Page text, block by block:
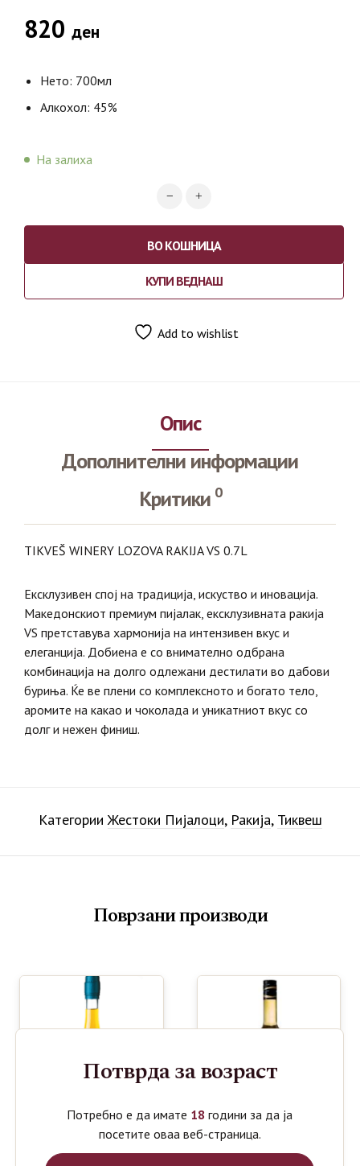
820 ден
Нето: 700мл
Алкохол: 45%
На залиха
ВО КОШНИЦА
КУПИ ВЕДНАШ
Add to wishlist
Опис
Дополнителни информации
Критики 0
TIKVEŠ WINERY LOZOVA RAKIJA VS 0.7L
Ексклузивен спој на традиција, искуство и иновација.
Македонскиот премиум пијалак, ексклузивната ракија
VS претставува хармонија на интензивен вкус и
елеганција. Добиена е со внимателно одбрана
комбинација на долго одлежани дестилати во дабови
буриња. Ќе ве плени со комплексното и богато тело,
аромите на какао и чоколада и уникатниот вкус со
долг и нежен финиш.
КатегорииЖестоки Пијалоци, Ракија, Тиквеш
Поврзани производи
Потврда за возраст
Потребно е да имате 18 години за да ја
посетите оваа веб-страница.